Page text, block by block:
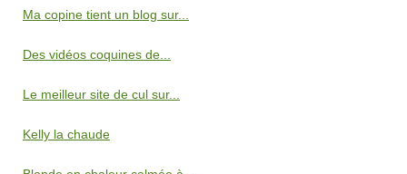
Ma copine tient un blog sur...
Des vidéos coquines de...
Le meilleur site de cul sur...
Kelly la chaude